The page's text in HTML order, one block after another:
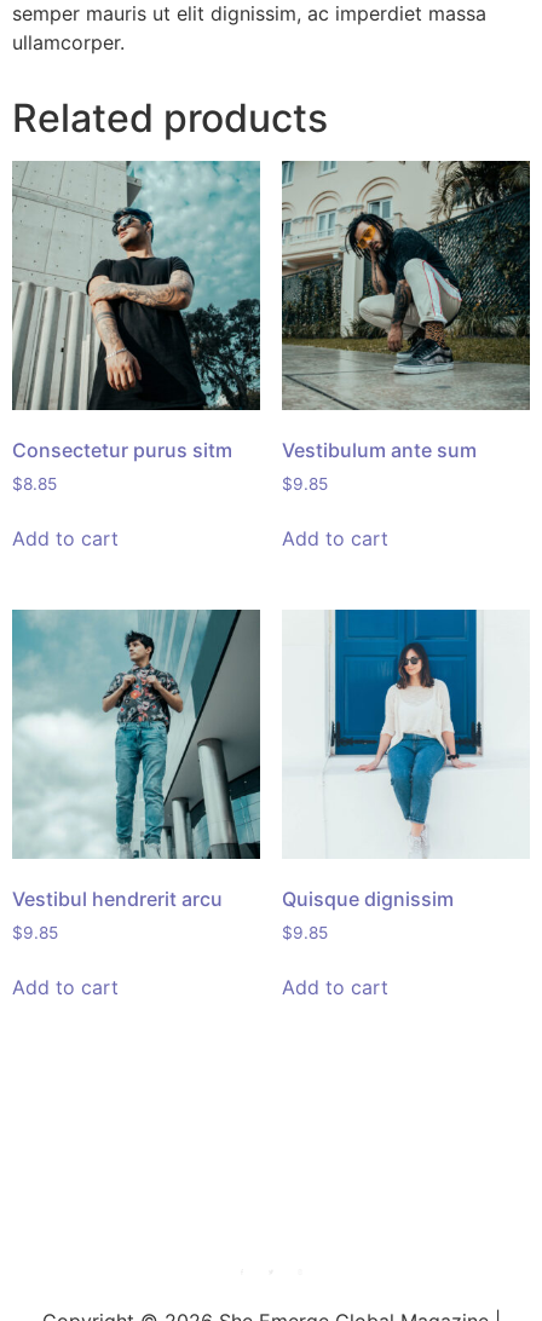
semper mauris ut elit dignissim, ac imperdiet massa
ullamcorper.
Related products
Consectetur purus sitm
$8.85
Add to cart
Vestibulum ante sum
$9.85
Add to cart
Vestibul hendrerit arcu
$9.85
Add to cart
Quisque dignissim
$9.85
Add to cart